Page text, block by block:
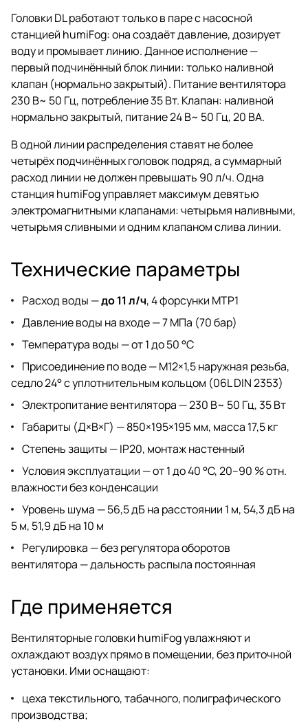
Головки DL работают только в паре с насосной
станцией humiFog: она создаёт давление, дозирует
воду и промывает линию. Данное исполнение —
первый подчинённый блок линии: только наливной
клапан (нормально закрытый). Питание вентилятора
230 В~ 50 Гц, потребление 35 Вт. Клапан: наливной
нормально закрытый, питание 24 В~ 50 Гц, 20 ВА.
В одной линии распределения ставят не более
четырёх подчинённых головок подряд, а суммарный
расход линии не должен превышать 90 л/ч. Одна
станция humiFog управляет максимум девятью
электромагнитными клапанами: четырьмя наливными,
четырьмя сливными и одним клапаном слива линии.
Технические параметры
Расход воды —до 11 л/ч, 4 форсунки MTP1
Давление воды на входе — 7 МПа (70 бар)
Температура воды — от 1 до 50 °C
Присоединение по воде — M12×1,5 наружная резьба,
седло 24° с уплотнительным кольцом (06L DIN 2353)
Электропитание вентилятора — 230 В~ 50 Гц, 35 Вт
Габариты (Д×В×Г) — 850×195×195 мм, масса 17,5 кг
Степень защиты — IP20, монтаж настенный
Условия эксплуатации — от 1 до 40 °C, 20–90 % отн.
влажности без конденсации
Уровень шума — 56,5 дБ на расстоянии 1 м, 54,3 дБ на
5 м, 51,9 дБ на 10 м
Регулировка — без регулятора оборотов
вентилятора — дальность распыла постоянная
Где применяется
Вентиляторные головки humiFog увлажняют и
охлаждают воздух прямо в помещении, без приточной
установки. Ими оснащают:
цеха текстильного, табачного, полиграфического
производства;